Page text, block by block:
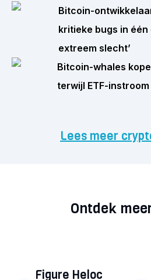
Bitcoin-
kritieke bugs in één
extreem slecht’
Bitcoin-whales
terwijl ETF-
Lees meer
Ontdek
Figure Heloc